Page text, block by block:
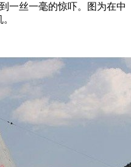
一丝一毫的惊吓。图为在中